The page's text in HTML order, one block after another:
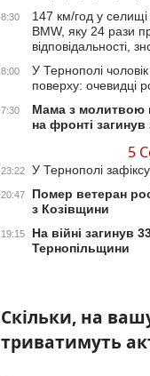
8:30
147 км/год у
BMW, яку 24 рази
відповідальності,
8:00
У Тернополі чоловік
поверху: очевидці
7:30
Мама з молитвою
на фронті
5
23:22 У Тернополі
20:47
Помер ветеран
з Козівщини
19:15
На війні загинув
Тернопільщини
Скільки, на
триватимуть